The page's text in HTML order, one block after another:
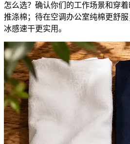
怎么选？确认你们的工作场景和穿
推涤棉；待在空调办公室纯棉更舒服
冰感速干更实用。